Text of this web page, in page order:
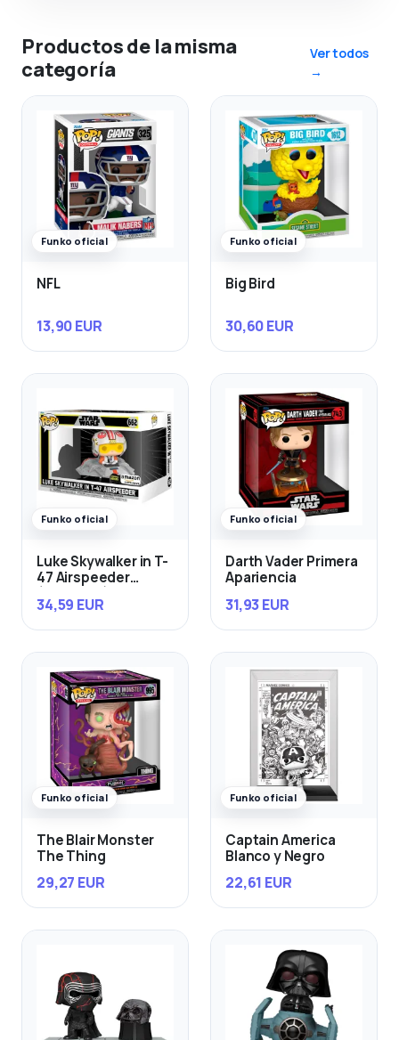
Productos de la misma
categoría
Ver todos
→
Funko oficial
NFL
13,90 EUR
Funko oficial
Big Bird
30,60 EUR
Funko oficial
Luke Skywalker in T-
47 Airspeeder
34,59 EUR
Funko oficial
Darth Vader Primera
Apariencia
31,93 EUR
Funko oficial
The Blair Monster
The Thing
29,27 EUR
Funko oficial
Captain America
Blanco y Negro
22,61 EUR